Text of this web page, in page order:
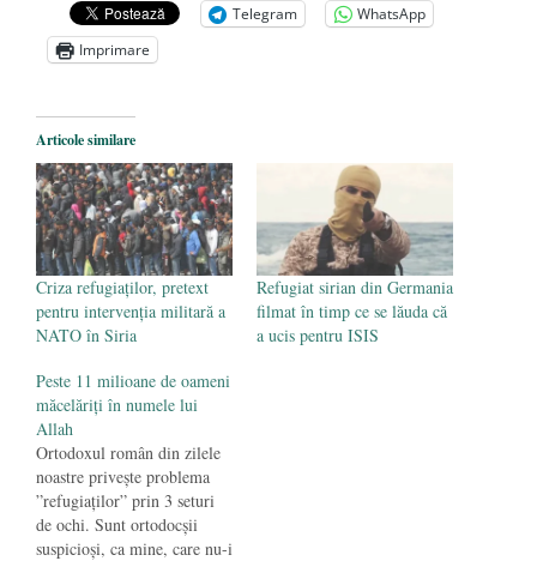
Anarhia din SUA e opera stângii radicale
2 iunie 2020
are prea puțin a face cu informarea
mai 2020
Telegram
WhatsApp
Imprimare
Articole similare
Criza refugiaților, pretext
pentru intervenția militară a
NATO în Siria
Refugiat sirian din Germania
filmat în timp ce se lăuda că
a ucis pentru ISIS
Peste 11 milioane de oameni
măcelăriţi în numele lui
Allah
Ortodoxul român din zilele
noastre priveşte problema
”refugiaţilor” prin 3 seturi
de ochi. Sunt ortodocşii
suspicioşi, ca mine, care nu-i